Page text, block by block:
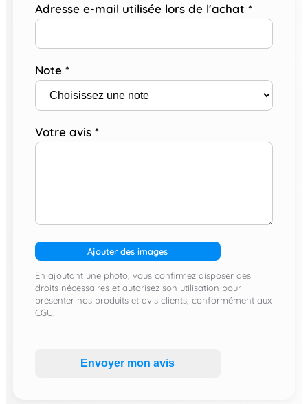
Adresse e-mail utilisée lors de l'achat *
Note *
Votre avis *
Ajouter des images
En ajoutant une photo, vous confirmez disposer des
droits nécessaires et autorisez son utilisation pour
présenter nos produits et avis clients, conformément aux
CGU.
Envoyer mon avis